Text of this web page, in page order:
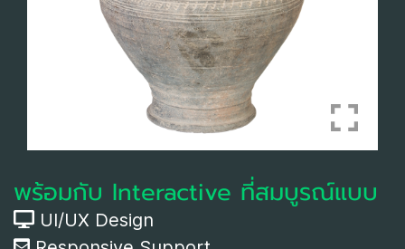
พร้อมกับ Interactive ที่สมบูรณ์แบบ
UI/UX Design